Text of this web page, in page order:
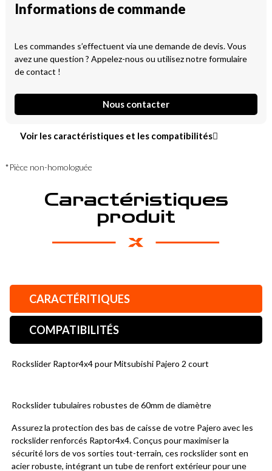
Informations de commande
Les commandes s’effectuent via une demande de devis. Vous
avez une question ? Appelez-nous ou utilisez notre formulaire
de contact !
Nous contacter
Voir les caractéristiques et les compatibilités
*Pièce non-homologuée
Caractéristiques
produit
CARACTÉRITIQUES
COMPATIBILITÉS
Rockslider Raptor4x4 pour Mitsubishi Pajero 2 court
Rockslider tubulaires robustes de 60mm de diamètre
Assurez la protection des bas de caisse de votre Pajero avec les
rockslider renforcés Raptor4x4. Conçus pour maximiser la
sécurité lors de vos sorties tout-terrain, ces rockslider sont en
acier robuste, intégrant un tube de renfort extérieur pour une